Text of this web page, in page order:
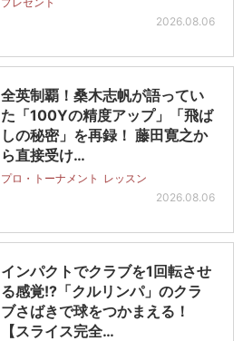
2026.08.06
全英制覇！桑木志帆が語ってい
た「100Yの精度アップ」「飛ば
しの秘密」を再録！ 藤田寛之か
ら直接受け…
プロ・トーナメント レッスン
2026.08.06
インパクトでクラブを1回転させ
る感覚!?「クルリンパ」のクラ
ブさばきで球をつかまえる！
【スライス完全…